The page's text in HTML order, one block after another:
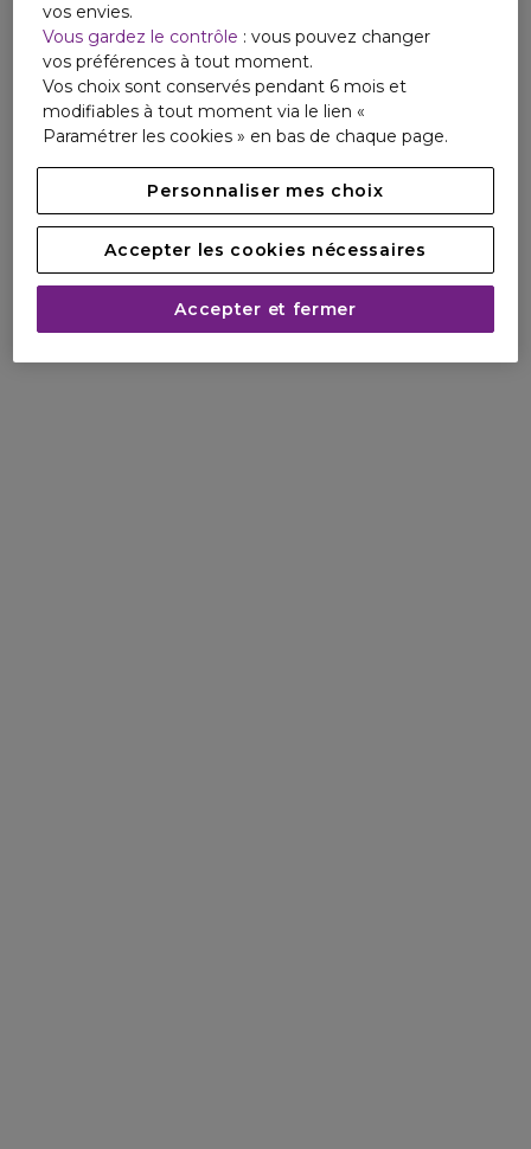
vos envies.
Vous gardez le contrôle : vous pouvez changer
vos préférences à tout moment.
Vos choix sont conservés pendant 6 mois et
modifiables à tout moment via le lien «
Paramétrer les cookies » en bas de chaque page.
Personnaliser mes choix
Accepter les cookies nécessaires
Accepter et fermer